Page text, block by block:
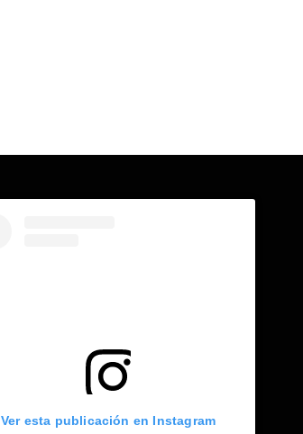
Ver esta publicación en Instagram